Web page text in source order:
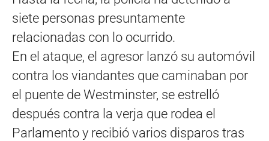
siete personas presuntamente
relacionadas con lo ocurrido.
En el ataque, el agresor lanzó su automóvil
contra los viandantes que caminaban por
el puente de Westminster, se estrelló
después contra la verja que rodea el
Parlamento y recibió varios disparos tras